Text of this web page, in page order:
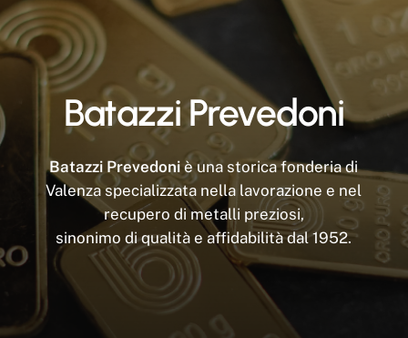
Batazzi Prevedoni
Batazzi Prevedoni è una storica fonderia di
Valenza specializzata nella lavorazione e nel
recupero di metalli preziosi,
sinonimo di qualità e affidabilità dal 1952.